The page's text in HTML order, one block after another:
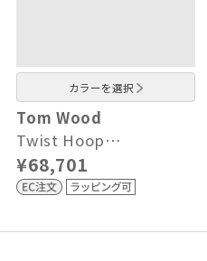
カラーを選択
Tom Wood
Twist Hoop…
¥68,701